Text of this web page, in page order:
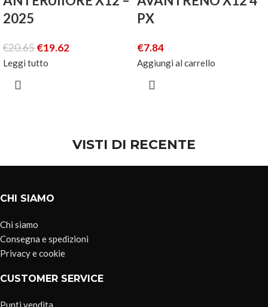
2025
€20.65€19.62
Leggi tutto
PX
€7.84
Aggiungi al carrello
VISTI DI RECENTE
CHI SIAMO
Chi siamo
Consegna e spedizioni
Privacy e cookie
CUSTOMER SERVICE
Punti vendita